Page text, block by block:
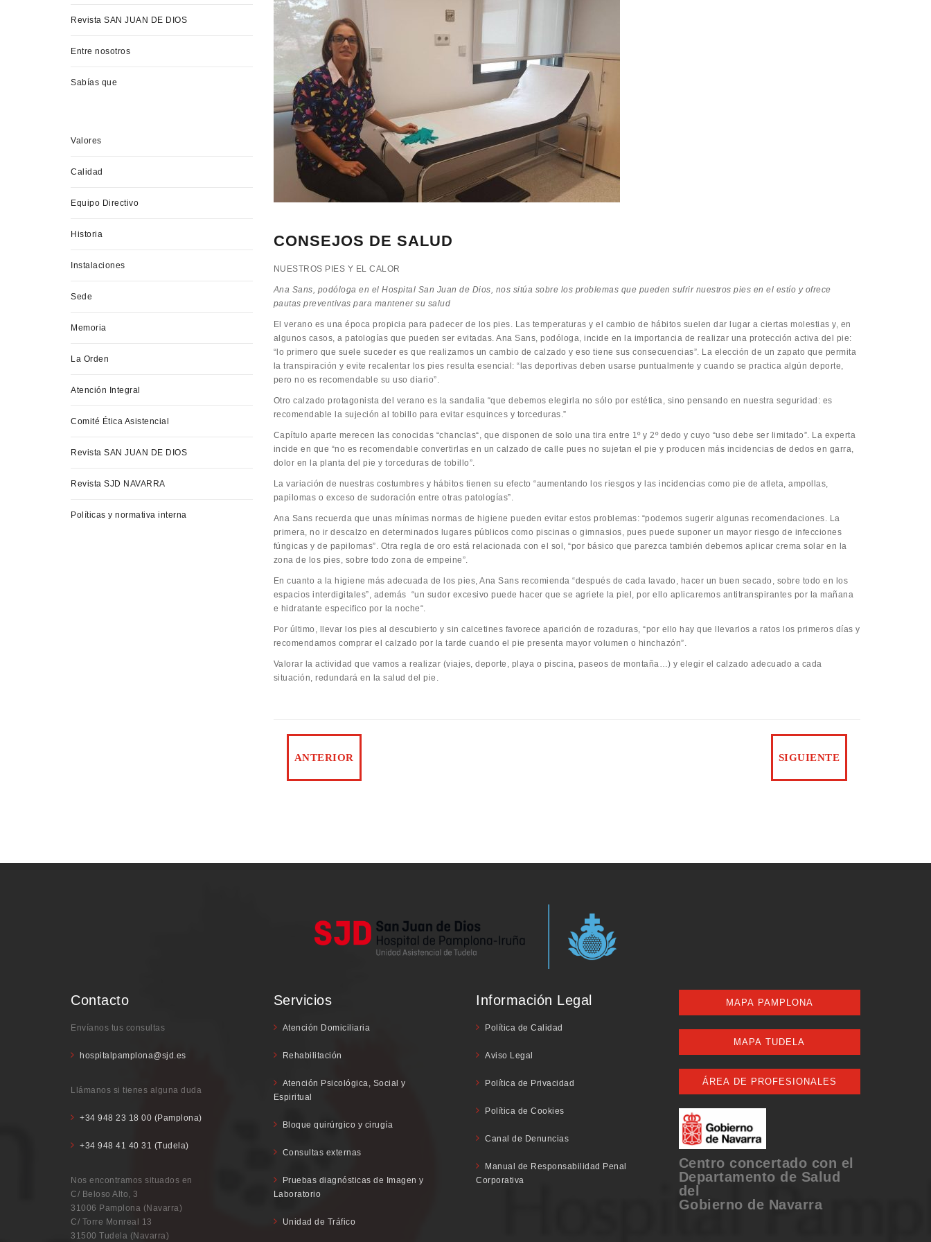
CONSEJOS DE SALUD
NUESTROS PIES Y EL CALOR
Ana Sans, podóloga en el Hospital San Juan de Dios, nos sitúa sobre los problemas que pueden sufrir nuestros pies en el estío y ofrece
pautas preventivas para mantener su salud
El verano es una época propicia para padecer de los pies. Las temperaturas y el cambio de hábitos suelen dar lugar a ciertas molestias y, en
algunos casos, a patologías que pueden ser evitadas. Ana Sans, podóloga, incide en la importancia de realizar una protección activa del pie:
“lo primero que suele suceder es que realizamos un cambio de calzado y eso tiene sus consecuencias”. La elección de un zapato que permita
la transpiración y evite recalentar los pies resulta esencial: “las deportivas deben usarse puntualmente y cuando se practica algún deporte,
pero no es recomendable su uso diario”.
Otro calzado protagonista del verano es la sandalia “que debemos elegirla no sólo por estética, sino pensando en nuestra seguridad: es
recomendable la sujeción al tobillo para evitar esquinces y torceduras.”
Capítulo aparte merecen las conocidas “chanclas“, que disponen de solo una tira entre 1º y 2º dedo y cuyo “uso debe ser limitado”. La experta
incide en que “no es recomendable convertirlas en un calzado de calle pues no sujetan el pie y producen más incidencias de dedos en garra,
dolor en la planta del pie y torceduras de tobillo”.
La variación de nuestras costumbres y hábitos tienen su efecto “aumentando los riesgos y las incidencias como pie de atleta, ampollas,
papilomas o exceso de sudoración entre otras patologías”.
Ana Sans recuerda que unas mínimas normas de higiene pueden evitar estos problemas: “podemos sugerir algunas recomendaciones. La
primera, no ir descalzo en determinados lugares públicos como piscinas o gimnasios, pues puede suponer un mayor riesgo de infecciones
fúngicas y de papilomas”. Otra regla de oro está relacionada con el sol, “por básico que parezca también debemos aplicar crema solar en la
zona de los pies, sobre todo zona de empeine”.
En cuanto a la higiene más adecuada de los pies, Ana Sans recomienda “después de cada lavado, hacer un buen secado, sobre todo en los
espacios interdigitales”, además “un sudor excesivo puede hacer que se agriete la piel, por ello aplicaremos antitranspirantes por la mañana
e hidratante especifico por la noche“.
Por último, llevar los pies al descubierto y sin calcetines favorece aparición de rozaduras, “por ello hay que llevarlos a ratos los primeros días y
recomendamos comprar el calzado por la tarde cuando el pie presenta mayor volumen o hinchazón”.
Valorar la actividad que vamos a realizar (viajes, deporte, playa o piscina, paseos de montaña…) y elegir el calzado adecuado a cada
situación, redundará en la salud del pie.
Revista SAN JUAN DE DIOS
Entre nosotros
Sabías que
Valores
Calidad
Equipo Directivo
Historia
Instalaciones
Sede
Memoria
La Orden
Atención Integral
Comité Ética Asistencial
Revista SAN JUAN DE DIOS
Revista SJD NAVARRA
Políticas y normativa interna
Contacto
Envíanos tus consultas
hospitalpamplona@sjd.es
Llámanos si tienes alguna duda
+34 948 23 18 00 (Pamplona)
+34 948 41 40 31 (Tudela)
Nos encontramos situados en
C/ Beloso Alto, 3
31006 Pamplona (Navarra)
C/ Torre Monreal 13
31500 Tudela (Navarra)
Servicios
Atención Domiciliaria
Rehabilitación
Atención Psicológica, Social y
Espiritual
Bloque quirúrgico y cirugía
Consultas externas
Pruebas diagnósticas de Imagen y
Laboratorio
Unidad de Tráfico
Información Legal
Política de Calidad
Aviso Legal
Política de Privacidad
Política de Cookies
Canal de Denuncias
Manual de Responsabilidad Penal
Corporativa
MAPA PAMPLONA
MAPA TUDELA
ÁREA DE PROFESIONALES
Centro concertado con el
Departamento de Salud
del
Gobierno de Navarra